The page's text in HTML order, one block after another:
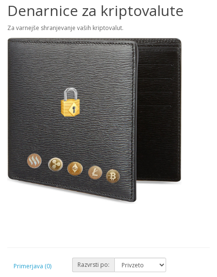
Denarnice za kriptovalute
Za varnejše shranjevanje vaših kriptovalut.
Primerjava (0) Razvrsti po: